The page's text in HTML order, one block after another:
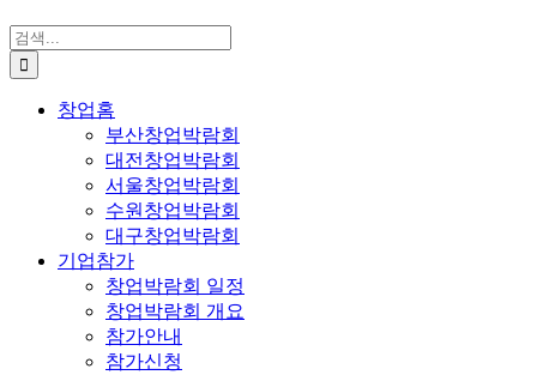
검
색:
창업홈
부산창업박람회
대전창업박람회
서울창업박람회
수원창업박람회
대구창업박람회
기업참가
창업박람회 일정
창업박람회 개요
참가안내
참가신청